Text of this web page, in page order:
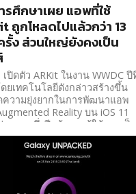
รศึกษาเผย แอพที่ใช้
ถูกโหลดไปแล้วกว่า 13
รั้ง ส่วนใหญ่ยังคงเป็น
เปิดตัว ARKit ในงาน WWDC ปี
ยเทคโนโลยีดังกล่าวสร้างขึ้น
ความยุ่งยากในการพัฒนาแอพ
Reality บน iOS 11
านมาครึ่งปีแล้วยอดผู้ใช้งานเป็น
บ้าง